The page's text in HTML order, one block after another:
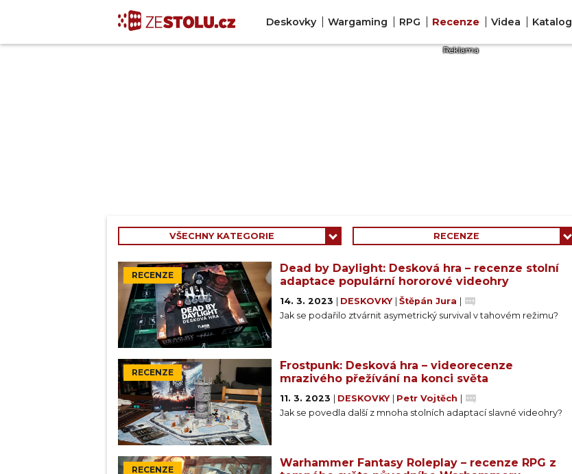
Deskovky Wargaming RPG Recenze Videa Katalog
VŠECHNY KATEGORIE RECENZE
RECENZE
Dead by Daylight: Desková hra – recenze stolní
adaptace populární hororové videohry
14. 3. 2023 DESKOVKY Štěpán Jura
Jak se podařilo ztvárnit asymetrický survival v tahovém režimu?
RECENZE
Frostpunk: Desková hra – videorecenze
mrazivého přežívání na konci světa
11. 3. 2023 DESKOVKY Petr Vojtěch
Jak se povedla další z mnoha stolních adaptací slavné videohry?
RECENZE
Warhammer Fantasy Roleplay – recenze RPG z